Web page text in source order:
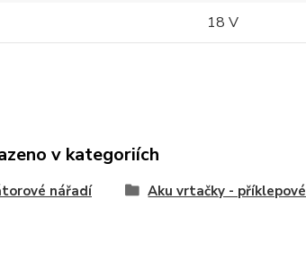
18 V
v kategoriích
nářadí Aku vrtačky - příklepové